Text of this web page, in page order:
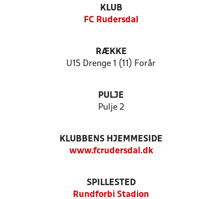
KLUB
FC Rudersdal
RÆKKE
U15 Drenge 1 (11) Forår
PULJE
Pulje 2
KLUBBENS HJEMMESIDE
www.fcrudersdal.dk
SPILLESTED
Rundforbi Stadion